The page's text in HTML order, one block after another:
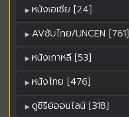
หนังเอเชีย [24]
AVซับไทย/UNCEN [761]
หนังเกาหลี [53]
หนังไทย [476]
ดูซีรีย์ออนไลน์ [318]